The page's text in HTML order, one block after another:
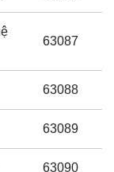
63087
63088
63089
63090